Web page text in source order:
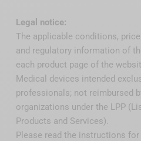
Legal notice:
The applicable conditions,
and regulatory information of
each product page of the
Medical devices intended
professionals; not reimbursed
organizations under the LPP
Products and Services).
Please read the instructions